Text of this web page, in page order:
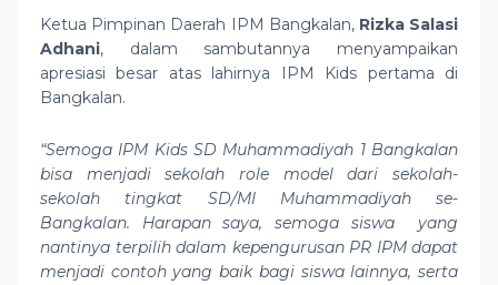
Ketua Pimpinan Daerah IPM Bangkalan, Rizka Salasi
Adhani, dalam sambutannya menyampaikan
apresiasi besar atas lahirnya IPM Kids pertama di
Bangkalan.
“Semoga IPM Kids SD Muhammadiyah 1 Bangkalan
bisa menjadi sekolah role model dari sekolah-
sekolah tingkat SD/MI Muhammadiyah se-
Bangkalan. Harapan saya, semoga siswa yang
nantinya terpilih dalam kepengurusan PR IPM dapat
menjadi contoh yang baik bagi siswa lainnya, serta